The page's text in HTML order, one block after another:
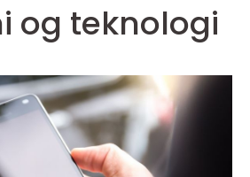
og teknologi